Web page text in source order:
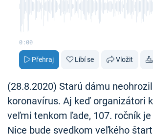
0:00
Přehraj Líbí se Vložit
(28.8.2020) Starú dámu
koronavírus. Aj keď organizátori
veľmi tenkom ľade, 107. ročník
Nice bude svedkom veľkého